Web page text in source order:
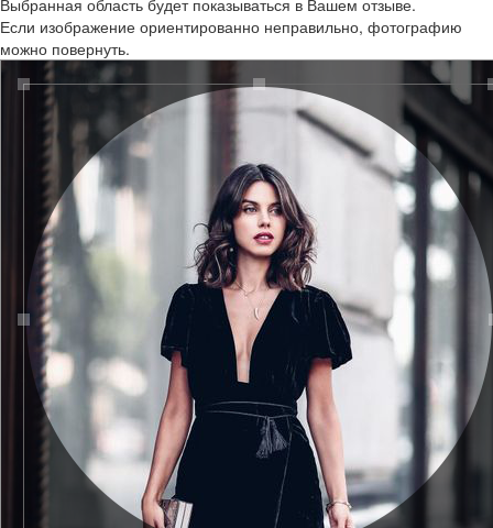
Если изображение ориентированно неправильно, фотографию
можно повернуть.